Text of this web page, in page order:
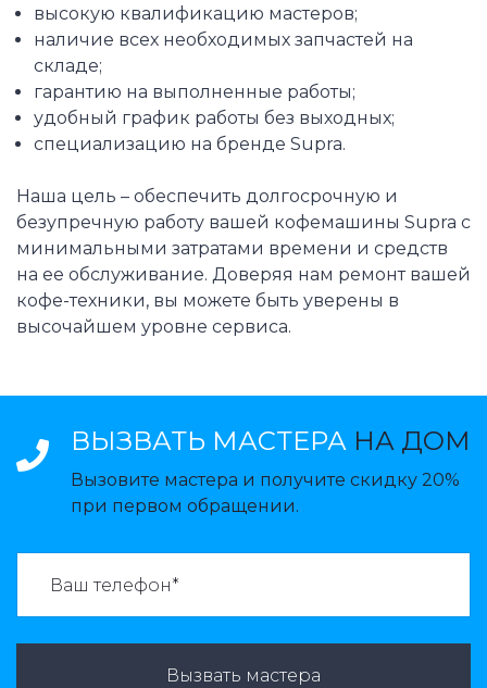
высокую квалификацию мастеров;
наличие всех необходимых запчастей на
складе;
гарантию на выполненные работы;
удобный график работы без выходных;
специализацию на бренде Supra.
Наша цель – обеспечить долгосрочную и
безупречную работу вашей кофемашины Supra с
минимальными затратами времени и средств
на ее обслуживание. Доверяя нам ремонт вашей
кофе-техники, вы можете быть уверены в
высочайшем уровне сервиса.
ВЫЗВАТЬ МАСТЕРА НА ДОМ
Вызовите мастера и получите скидку 20%
при первом обращении.
Вызвать мастера